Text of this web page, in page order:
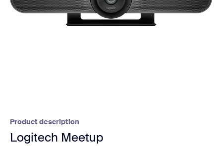
Product description
Logitech Meetup